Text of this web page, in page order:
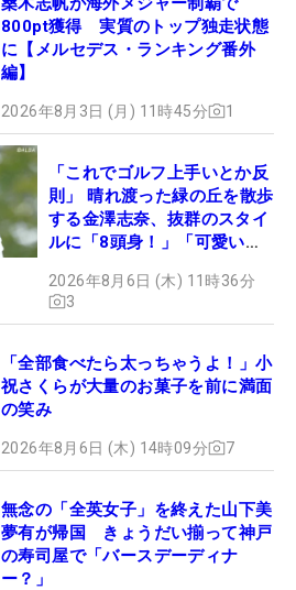
800pt獲得 実質のトップ独走状態
に【メルセデス・ランキング番外
編】
2026年8月3日 (月) 11時45分 1
「これでゴルフ上手いとか反
則」 晴れ渡った緑の丘を散歩
する金澤志奈、抜群のスタイ
ルに「8頭身！」「可愛いに
2026年8月6日 (木) 11時36分
3
「全部食べたら太っちゃうよ！」小
祝さくらが大量のお菓子を前に満面
の笑み
2026年8月6日 (木) 14時09分 7
無念の「全英女子」を終えた山下美
夢有が帰国 きょうだい揃って神戸
の寿司屋で「バースデーディナ
ー？」